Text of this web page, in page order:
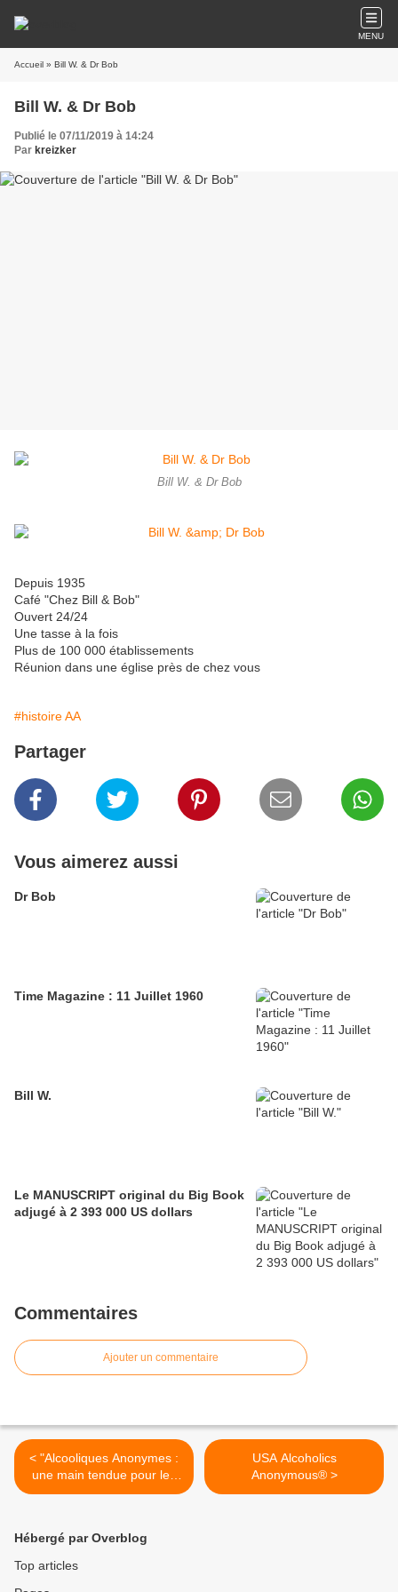
MENU
Accueil » Bill W. & Dr Bob
Bill W. & Dr Bob
Publié le 07/11/2019 à 14:24
Par kreizker
Bill W. & Dr Bob
Depuis 1935
Café "Chez Bill & Bob"
Ouvert 24/24
Une tasse à la fois
Plus de 100 000 établissements
Réunion dans une église près de chez vous
#histoire AA
Partager
Vous aimerez aussi
Dr Bob
Time Magazine : 11 Juillet 1960
Bill W.
Le MANUSCRIPT original du Big Book
adjugé à 2 393 000 US dollars
Commentaires
Ajouter un commentaire
< "Alcooliques Anonymes :
une main tendue pour les
malades de l’alcool"
USA Alcoholics
Anonymous® >
Hébergé par Overblog
Top articles